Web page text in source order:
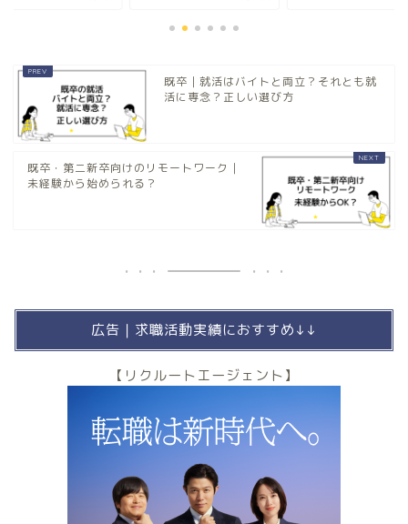
既卒｜就活はバイトと両立？それとも就
活に専念？正しい選び方
既卒・第二新卒向けのリモートワーク｜
未経験から始められる？
広告｜求職活動実績におすすめ↓↓
【リクルートエージェント】